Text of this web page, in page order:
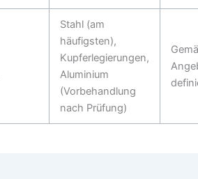
Stahl (am
häufigsten),
Kupferlegierungen,
Aluminium
(Vorbehandlung
nach Prüfung)